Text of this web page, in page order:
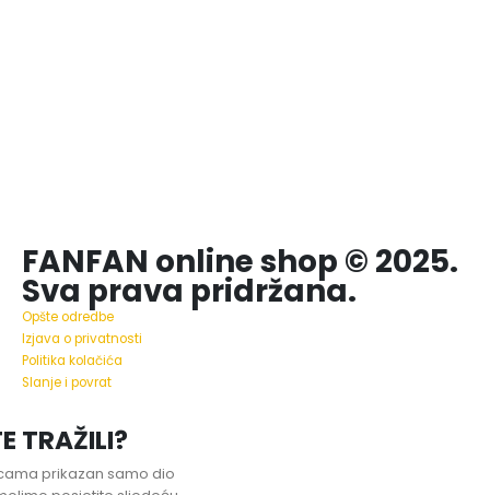
FANFAN online shop © 2025.
Sva prava pridržana.
Opšte odredbe
Izjava o privatnosti
Politika kolačića
Slanje i povrat
TRAŽILI?
prikazan samo dio